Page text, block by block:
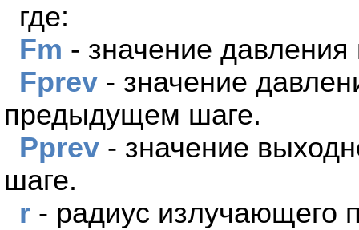
где:
Fm - значение
Fprev - значение
предыдущем шаге.
Pprev - значение
шаге.
r - радиус излучающего